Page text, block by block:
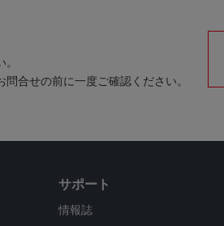
合せの前に一度ご確認ください。
サポート
情報誌